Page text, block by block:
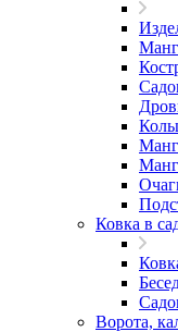
Ковка в
Ворота,